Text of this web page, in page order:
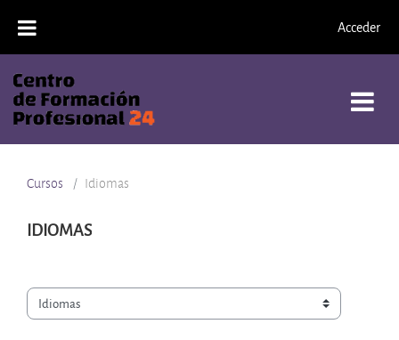
Acceder
Cursos Idiomas
IDIOMAS
Categorías